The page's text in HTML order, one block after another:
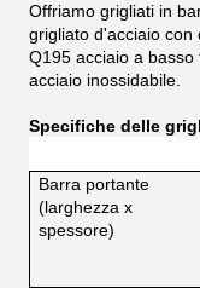
Offriamo grigliati in
grigliato d'acciaio con
Q195 acciaio a
acciaio inossidabile.
Specifiche delle
Barra portante
(larghezza x
spessore)